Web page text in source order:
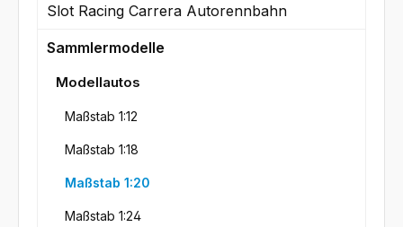
Slot Racing Carrera Autorennbahn
Sammlermodelle
Modellautos
Maßstab 1:12
Maßstab 1:18
Maßstab 1:20
Maßstab 1:24